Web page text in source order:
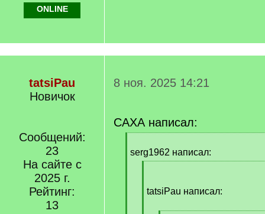
ONLINE
tatsiPau
Новичок
Сообщений:
23
На сайте с
2025 г.
Рейтинг:
13
8 ноя. 2025 14:21
САХА написал:
q
serg1962 написал:
]tatsiPau написал: